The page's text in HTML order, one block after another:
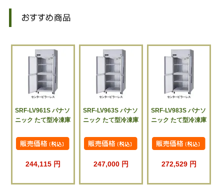
SRF-LV961S パナソ
ニック たて型冷凍庫
244,115 円
SRF-LV963S パナソ
ニック たて型冷凍庫
247,000 円
SRF-LV983S パナソ
ニック たて型冷凍庫
272,529 円